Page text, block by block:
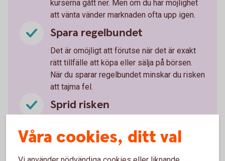
kurserna gått ner. Men om du har möjlighet
att vänta vänder marknaden ofta upp igen.
Spara regelbundet
Det är omöjligt att förutse när det är exakt
rätt tillfälle att köpa eller sälja på börsen.
När du sparar regelbundet minskar du risken
att tajma fel.
Sprid risken
företag, branscher och på olika marknader.
Investera helst i minst tio olika företag så
att du sprider riskerna. Även om ett bolag
Våra cookies, ditt val